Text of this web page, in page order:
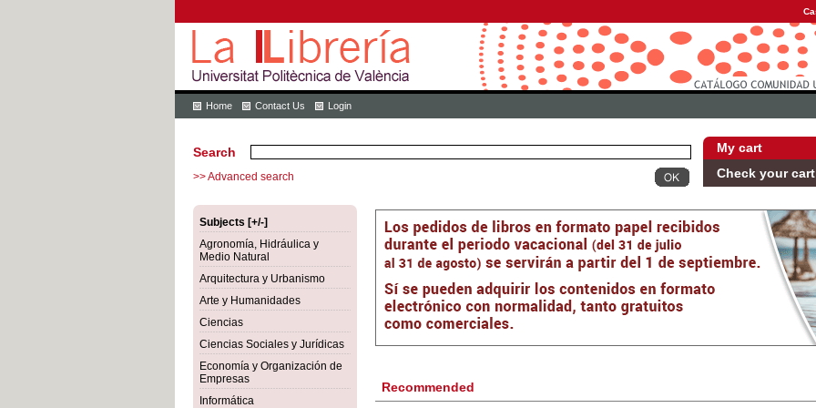
Home Contact Us Login
My cart
Check your cart
Search
>> Advanced search
Subjects [+/-]
Agronomía, Hidráulica y
Medio Natural
Arquitectura y Urbanismo
Arte y Humanidades
Ciencias
Ciencias Sociales y Jurídicas
Economía y Organización de
Empresas
Informática
Recommended